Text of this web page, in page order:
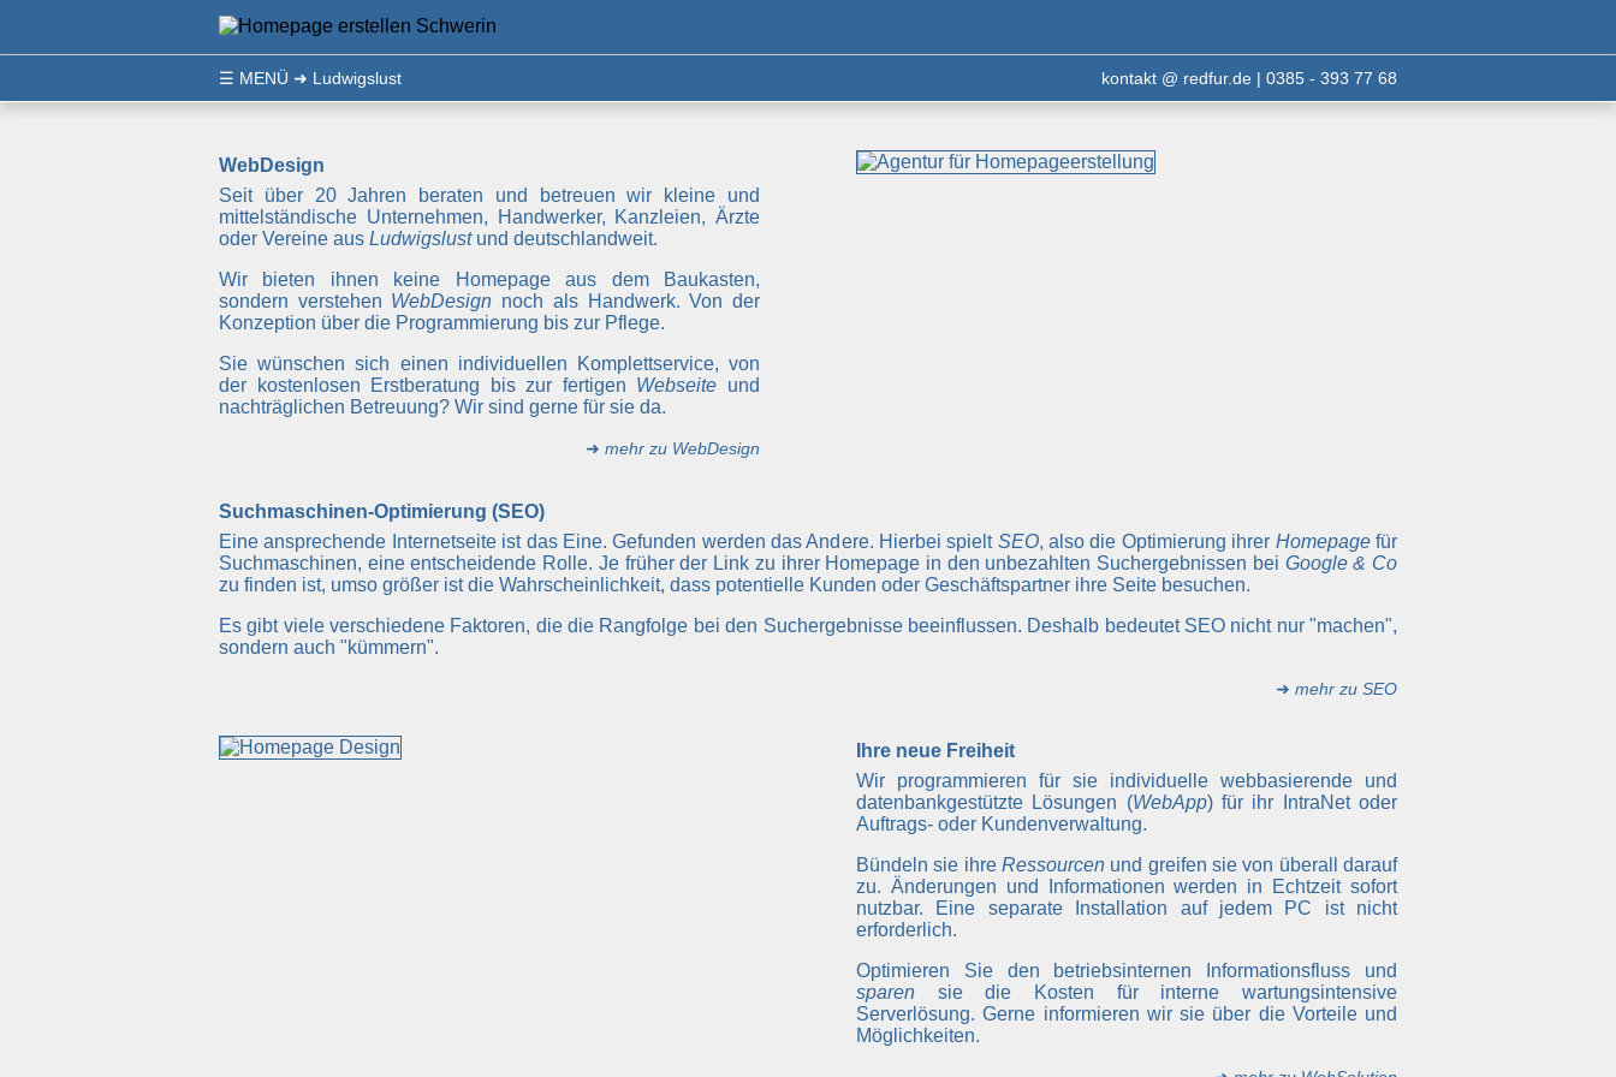
☰ MENÜ ➜ Ludwigslust kontakt @ redfur.de | 0385 - 393 77 68
WebDesign
Seit über 20 Jahren beraten und betreuen wir kleine und
mittelständische Unternehmen, Handwerker, Kanzleien, Ärzte
oder Vereine aus Ludwigslustund deutschlandweit.
Wir bieten ihnen keine Homepage aus dem Baukasten,
sondern verstehen WebDesign noch als Handwerk. Von der
Konzeption über die Programmierung bis zur Pflege.
Sie wünschen sich einen individuellen Komplettservice, von
der kostenlosen Erstberatung bis zur fertigen Webseite und
nachträglichen Betreuung? Wir sind gerne für sie da.
➜ mehr zu WebDesign
Suchmaschinen-Optimierung (SEO)
Eine ansprechende Internetseite ist das Eine. Gefunden werden das Andere. Hierbei spielt SEO, also die Optimierung ihrer Homepagefür
Suchmaschinen, eine entscheidende Rolle. Je früher der Link zu ihrer Homepage in den unbezahlten Suchergebnissen bei Google & Co
zu finden ist, umso größer ist die Wahrscheinlichkeit, dass potentielle Kunden oder Geschäftspartner ihre Seite besuchen.
Es gibt viele verschiedene Faktoren, die die Rangfolge bei den Suchergebnisse beeinflussen. Deshalb bedeutet SEO nicht nur "machen",
sondern auch "kümmern".
➜ mehr zu SEO
Ihre neue Freiheit
Wir programmieren für sie individuelle webbasierende und
datenbankgestützte Lösungen (WebApp) für ihr IntraNet oder
Auftrags- oder Kundenverwaltung.
Bündeln sie ihre Ressourcen und greifen sie von überall darauf
zu. Änderungen und Informationen werden in Echtzeit sofort
nutzbar. Eine separate Installation auf jedem PC ist nicht
erforderlich.
Optimieren Sie den betriebsinternen Informationsfluss und
sparen sie die Kosten für interne wartungsintensive
Serverlösung. Gerne informieren wir sie über die Vorteile und
Möglichkeiten.